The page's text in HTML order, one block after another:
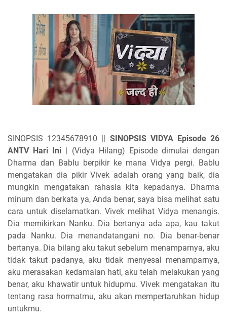
SINOPSIS 12345678910 || SINOPSIS VIDYA Episode 26
ANTV Hari Ini | (Vidya Hilang) Episode dimulai dengan
Dharma dan Bablu berpikir ke mana Vidya pergi. Bablu
mengatakan dia pikir Vivek adalah orang yang baik, dia
mungkin mengatakan rahasia kita kepadanya. Dharma
minum dan berkata ya, Anda benar, saya bisa melihat satu
cara untuk diselamatkan. Vivek melihat Vidya menangis.
Dia memikirkan Nanku. Dia bertanya ada apa, kau takut
pada Nanku. Dia menandatangani no. Dia benar-benar
bertanya. Dia bilang aku takut sebelum menamparnya, aku
tidak takut padanya, aku tidak menyesal menamparnya,
aku merasakan kedamaian hati, aku telah melakukan yang
benar, aku khawatir untuk hidupmu. Vivek mengatakan itu
tentang rasa hormatmu, aku akan mempertaruhkan hidup
untukmu.